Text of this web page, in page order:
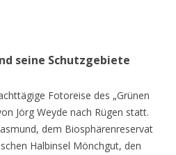
seine Schutzgebiete
Fotoreise des „Grünen
Jörg Weyde nach Rügen statt.
dem Biosphärenreservat
Halbinsel Mönchgut, den